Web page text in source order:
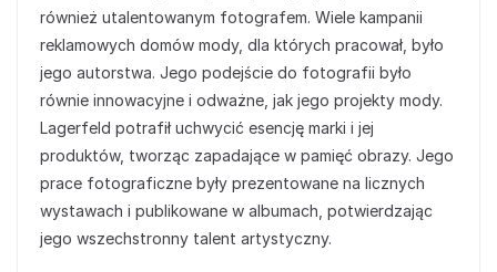
również utalentowanym fotografem. Wiele kampanii
reklamowych domów mody, dla których pracował, było
jego autorstwa. Jego podejście do fotografii było
równie innowacyjne i odważne, jak jego projekty mody.
Lagerfeld potrafił uchwycić esencję marki i jej
produktów, tworząc zapadające w pamięć obrazy. Jego
prace fotograficzne były prezentowane na licznych
wystawach i publikowane w albumach, potwierdzając
jego wszechstronny talent artystyczny.